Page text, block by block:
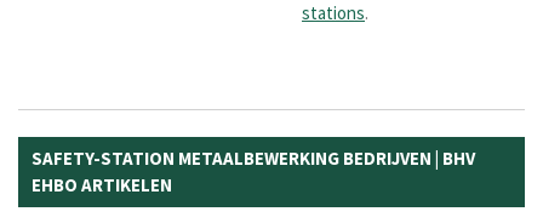
stations.
SAFETY-STATION METAALBEWERKING BEDRIJVEN | BHV
EHBO ARTIKELEN